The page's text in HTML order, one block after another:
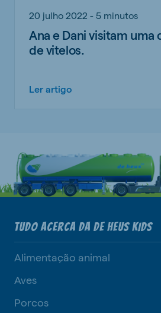
20 julho 2022 - 5 minutos
Ana e Dani visitam uma
de vitelos.
Ler artigo
TUDO ACERCA DA DE HEUS KIDS
Alimentação animal
Aves
Porcos